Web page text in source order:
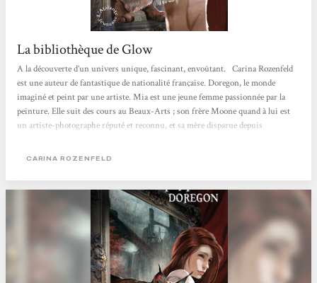
La bibliothèque de Glow
A la découverte d’un univers unique, fascinant, envoûtant. Carina Rozenfeld
est une auteur de fantastique de nationalité française. Doregon, le monde
imaginé et peint par une artiste. Mia est une jeune femme passionnée par la
peinture. Elle suit des cours au Beaux-Arts ; son frère Moone quand à lui est
un artiste-photographe réputé et reconnu, et sa mère disparue depuis
vernissage à laquelle on assiste nous lecteur, est déterminante : pour Mia, pour
CARINA ROZENFELD